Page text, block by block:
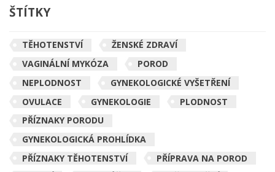
ŠTÍTKY
TĚHOTENSTVÍ
ŽENSKÉ ZDRAVÍ
VAGINÁLNÍ MYKÓZA
POROD
NEPLODNOST
GYNEKOLOGICKÉ VYŠETŘENÍ
OVULACE
GYNEKOLOGIE
PLODNOST
PŘÍZNAKY PORODU
GYNEKOLOGICKÁ PROHLÍDKA
PŘÍZNAKY TĚHOTENSTVÍ
PŘÍPRAVA NA POROD